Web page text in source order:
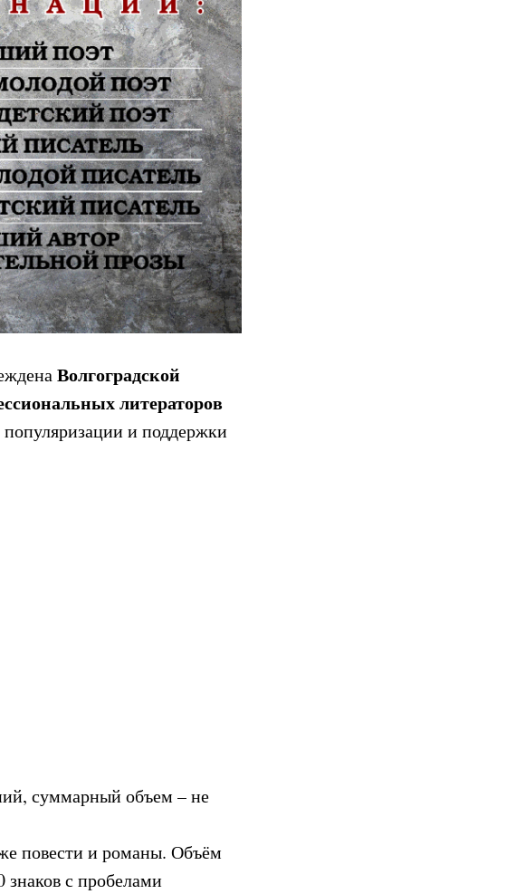
Волгоградской
литераторов
и поддержки
суммарный объем – не
повести и романы. Объём
с пробелами